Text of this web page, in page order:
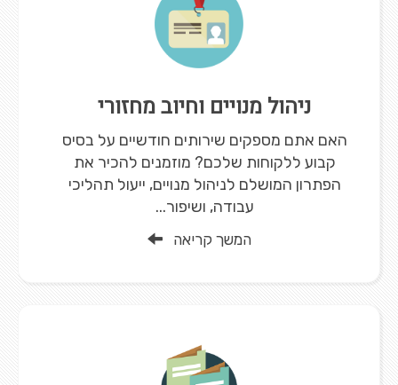
ניהול מנויים וחיוב מחזורי
האם אתם מספקים שירותים חודשיים על בסיס
קבוע ללקוחות שלכם? מוזמנים להכיר את
הפתרון המושלם לניהול מנויים, ייעול תהליכי
עבודה, ושיפור...
המשך קריאה